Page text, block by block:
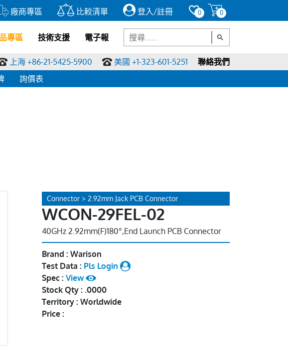
廠商專區 比較清單 登入/註冊 0 0
專區 技術支援 電子報
上海 +86-21-5425-5900 美國 +1-323-601-5251
聯絡我們
詢價表
Connector > 2.92mm Jack PCB Connector
WCON-29FEL-02
40GHz 2.92mm(F)180°,End Launch PCB Connector
Brand : Warison
Test Data : Pls Login
Spec : View
Stock Qty : .0000
Territory : Worldwide
Price :